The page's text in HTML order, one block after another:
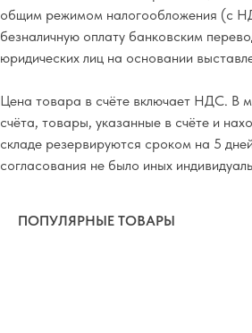
общим режимом налогообложения (с
безналичную оплату банковским
юридических лиц на основании
Цена товара в счёте включает НДС. В
счёта, товары, указанные в счёте и
складе резервируются сроком на 5
согласования не было иных
ПОПУЛЯРНЫЕ ТОВАРЫ